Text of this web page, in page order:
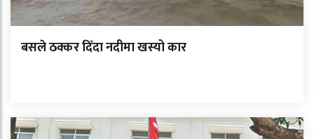
बसले ठक्कर दिँदा नदीमा खस्यो कार